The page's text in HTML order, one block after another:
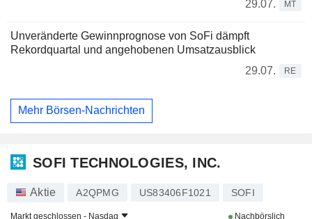
29.07.
MT
Unveränderte Gewinnprognose von SoFi dämpft
Rekordquartal und angehobenen Umsatzausblick
29.07.
RE
Mehr Börsen-Nachrichten
SOFI TECHNOLOGIES, INC.
Aktie A2QPMG US83406F1021 SOFI
Markt geschlossen - Nasdaq
Nachbörslich